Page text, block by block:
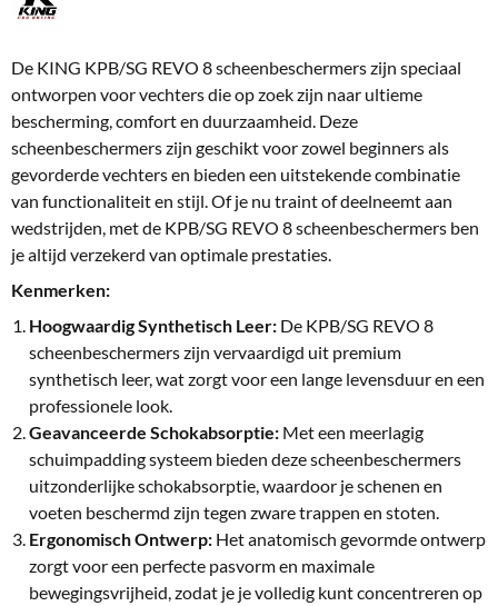
De KING KPB/SG REVO 8 scheenbeschermers zijn speciaal
ontworpen voor vechters die op zoek zijn naar ultieme
bescherming, comfort en duurzaamheid. Deze
scheenbeschermers zijn geschikt voor zowel beginners als
gevorderde vechters en bieden een uitstekende combinatie
van functionaliteit en stijl. Of je nu traint of deelneemt aan
wedstrijden, met de KPB/SG REVO 8 scheenbeschermers ben
je altijd verzekerd van optimale prestaties.
Kenmerken:
Hoogwaardig Synthetisch Leer: De KPB/SG REVO 8
scheenbeschermers zijn vervaardigd uit premium
synthetisch leer, wat zorgt voor een lange levensduur en een
professionele look.
Geavanceerde Schokabsorptie: Met een meerlagig
schuimpadding systeem bieden deze scheenbeschermers
uitzonderlijke schokabsorptie, waardoor je schenen en
voeten beschermd zijn tegen zware trappen en stoten.
Ergonomisch Ontwerp: Het anatomisch gevormde ontwerp
zorgt voor een perfecte pasvorm en maximale
bewegingsvrijheid, zodat je je volledig kunt concentreren op